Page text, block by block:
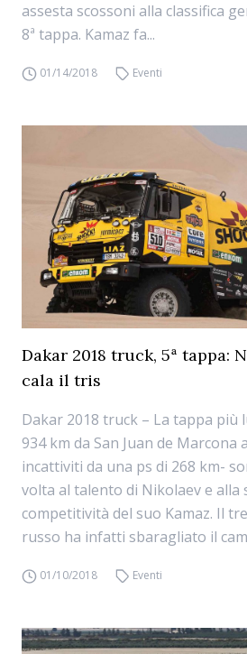
assesta scossoni alla classifica
8ª tappa. Kamaz fa...
01/14/2018 Eventi
Dakar 2018 truck, 5ª tappa:
cala il tris
Dakar 2018 truck – La tappa più
934 km da San Juan de Marcona
incattiviti da una ps di 268 km-
volta al talento di Nikolaev e
competitività del suo Kamaz. Il
russo ha infatti sbaragliato il
01/10/2018 Eventi